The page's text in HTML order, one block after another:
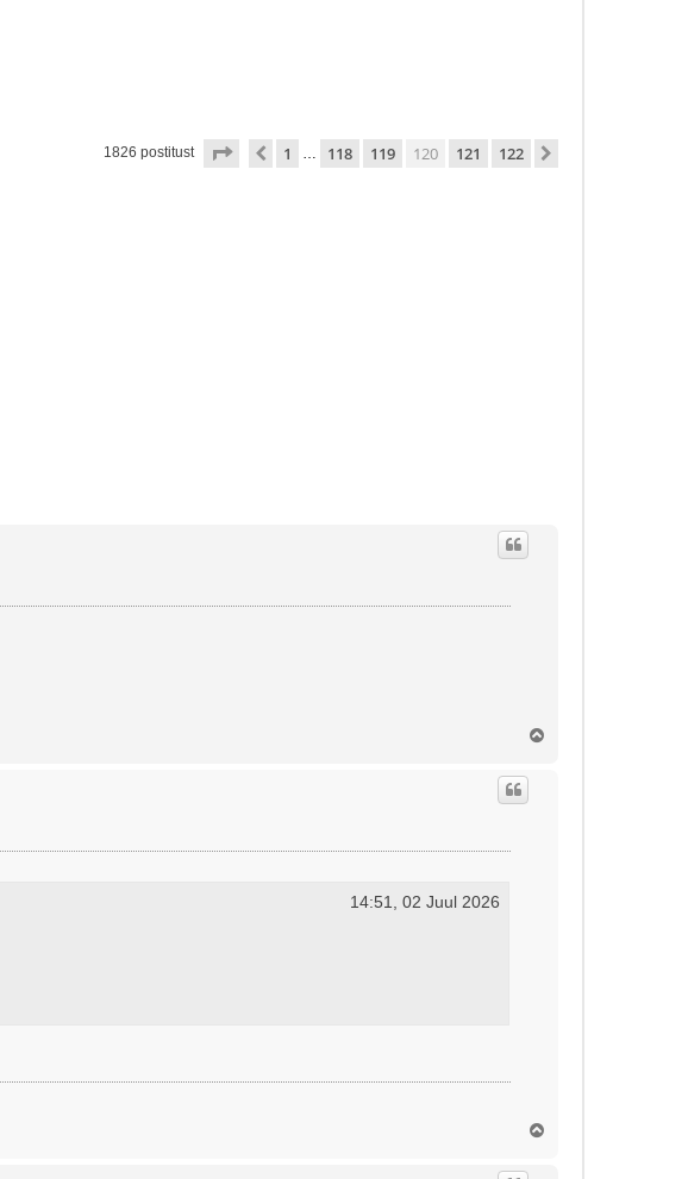
1826 postitust 120. leht 122 -st
Eelmine
1 … 118 119 120 121 122
14:51, 02 Juul 2026